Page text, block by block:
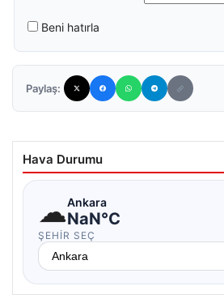
Beni hatırla
Paylaş:
Hava Durumu
☁Ankara
NaN°C
ŞEHIR SEÇ